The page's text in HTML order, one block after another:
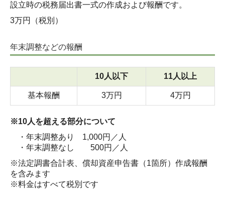
設立時の税務届出書一式の作成および報酬です。
3万円（税別）
年末調整などの報酬
10人以下 11人以上
基本報酬 3万円 4万円
※10人を超える部分について
・年末調整あり 1,000円／人
・年末調整なし 500円／人
※法定調書合計表、償却資産申告書（1箇所）作成報酬
を含みます
※料金はすべて税別です